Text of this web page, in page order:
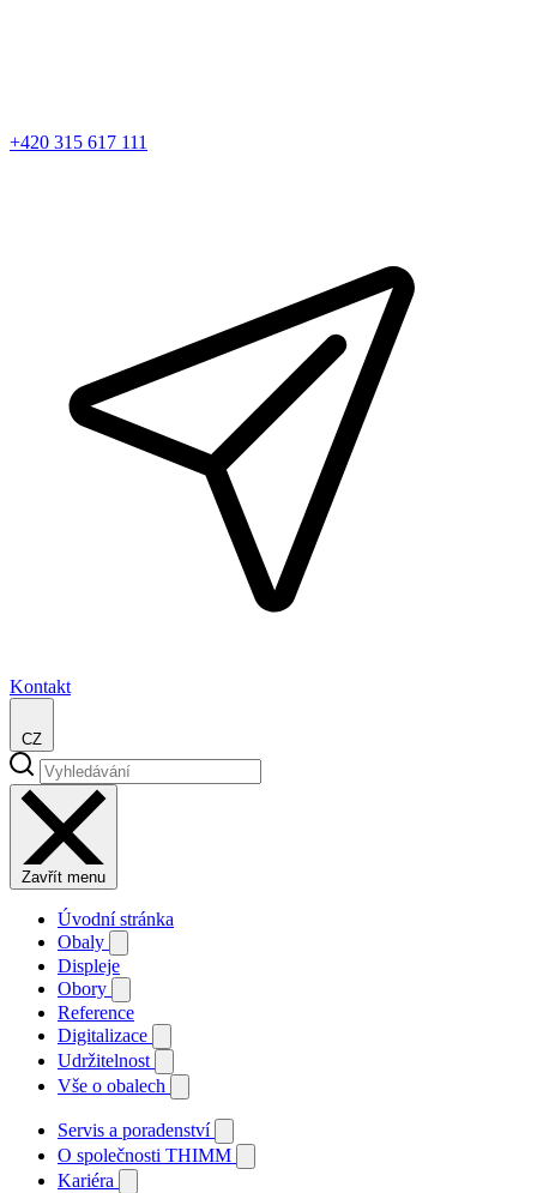
+420 315 617 111
Kontakt
CZ
Zavřít menu
Úvodní stránka
Obaly
Displeje
Obory
Reference
Digitalizace
Udržitelnost
Vše o obalech
Servis a poradenství
O společnosti THIMM
Kariéra